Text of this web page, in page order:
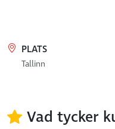
PLATS
Tallinn
Vad tycker